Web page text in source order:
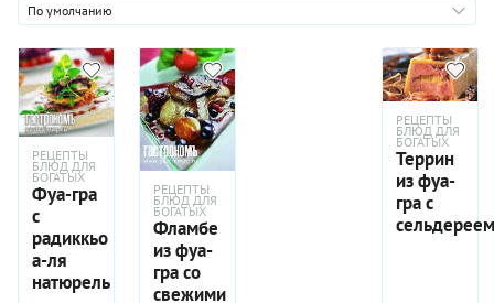
По умолчанию
РЕЦЕПТЫ
БЛЮД ДЛЯ
БОГАТЫХ
Фуа-гра
с
радиккьо
а-ля
натюрель
РЕЦЕПТЫ
БЛЮД ДЛЯ
БОГАТЫХ
Фламбе
из фуа-
гра со
свежими
РЕЦЕПТЫ
БЛЮД ДЛЯ
БОГАТЫХ
Террин
из фуа-
гра с
сельдереем